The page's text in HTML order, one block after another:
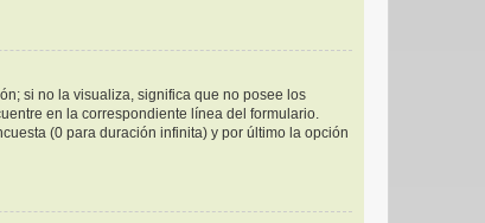
si no la visualiza, significa que no posee los
en la correspondiente línea del formulario.
(0 para duración infinita) y por último la opción